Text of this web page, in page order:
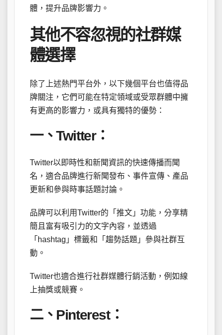
體，提升品牌影響力。
其他不容忽視的社群媒
體選擇
除了上述熱門平台外，以下幾個平台也值得品
牌關注，它們可能在特定領域或受眾群體中擁
有更高的影響力，或具有獨特的優勢：
一、Twitter：
Twitter以即時性和新聞資訊的快速傳播而聞
名，適合品牌進行新聞發布、事件宣傳、產品
更新和參與時事話題討論。
品牌可以利用Twitter的「推文」功能，分享精
簡且富有吸引力的文字內容，並透過
「hashtag」標籤和「趨勢話題」參與社群互
動。
Twitter也適合進行社群媒體行銷活動，例如線
上抽獎或競賽。
二、Pinterest：